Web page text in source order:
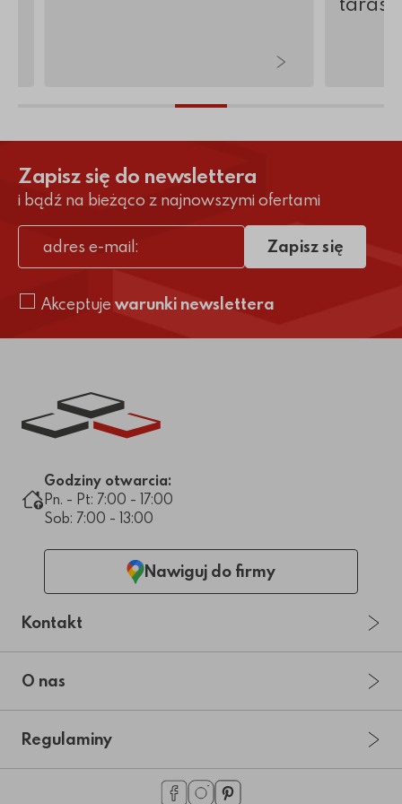
Zapisz się do newslettera
i bądź na bieżąco z najnowszymi ofertami
adres e-mail
Akceptuje warunki newslettera
Zapisz się
Link do strony głównej
Godziny otwarcia:
Pn. - Pt: 7:00 - 17:00
Sob: 7:00 - 13:00
Nawiguj do firmy
Kontakt
O nas
Regulaminy